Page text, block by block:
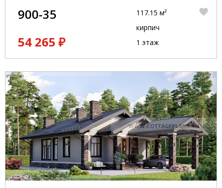
900-35
54 265 ₽
117.15 м²
кирпич
1 этаж